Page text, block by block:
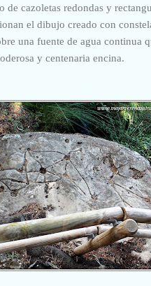
de cazoletas redondas y
el dibujo creado con
una fuente de agua continua
y centenaria encina.